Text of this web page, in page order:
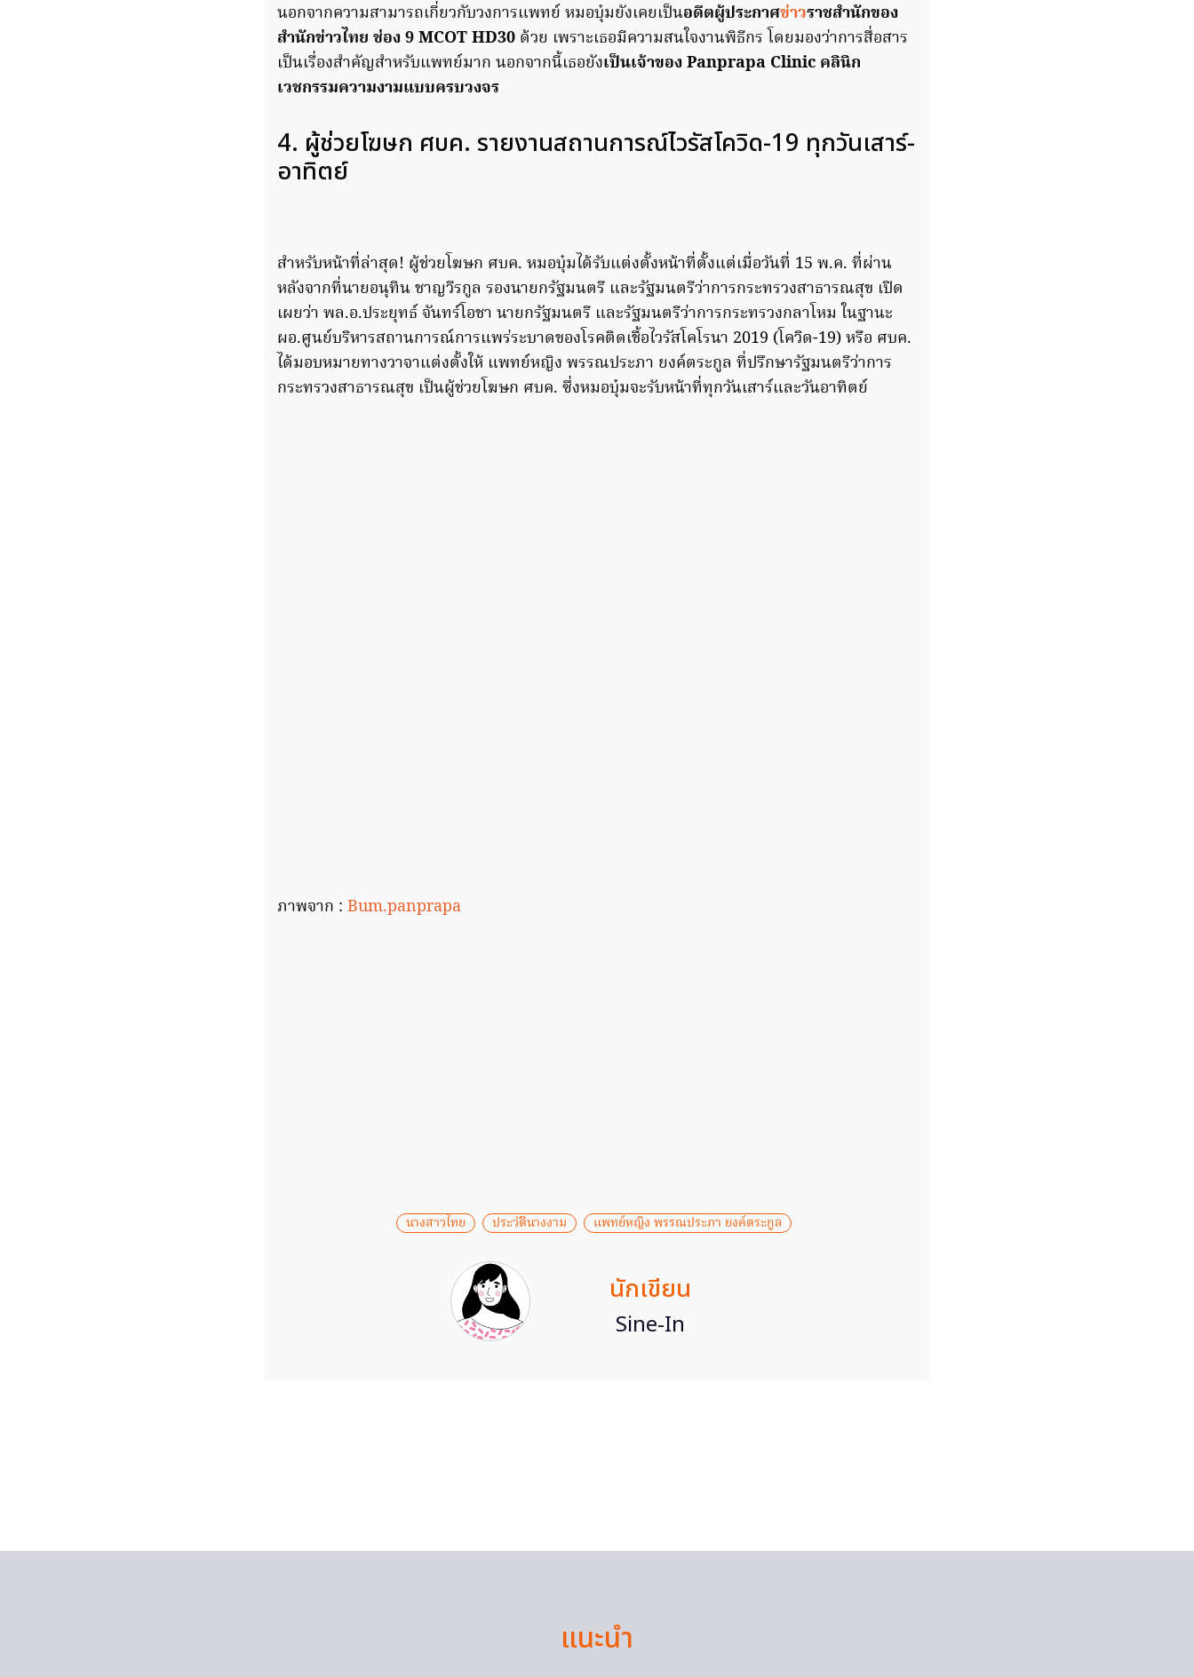
นอกจากความสามารถเกี่ยวกับวงการแพทย์ หมอบุ๋มยังเคยเป็นอดีตผู้ประกาศข่าวราชสำนักของ
สำนักข่าวไทย ช่อง 9 MCOT HD30 ด้วย เพราะเธอมีความสนใจงานพิธีกร โดยมองว่าการสื่อสาร
เป็นเรื่องสำคัญสำหรับแพทย์มาก นอกจากนี้เธอยังเป็นเจ้าของ Panprapa Clinic คลินิก
เวชกรรมความงามแบบครบวงจร
4. ผู้ช่วยโฆษก ศบค. รายงานสถานการณ์ไวรัสโควิด-19 ทุกวันเสาร์-
อาทิตย์
สำหรับหน้าที่ล่าสุด! ผู้ช่วยโฆษก ศบค. หมอบุ๋มได้รับแต่งตั้งหน้าที่ตั้งแต่เมื่อวันที่ 15 พ.ค. ที่ผ่าน
หลังจากที่นายอนุทิน ชาญวีรกูล รองนายกรัฐมนตรี และรัฐมนตรีว่าการกระทรวงสาธารณสุข เปิด
เผยว่า พล.อ.ประยุทธ์ จันทร์โอชา นายกรัฐมนตรี และรัฐมนตรีว่าการกระทรวงกลาโหม ในฐานะ
ผอ.ศูนย์บริหารสถานการณ์การแพร่ระบาดของโรคติดเชื้อไวรัสโคโรนา 2019 (โควิด-19) หรือ ศบค.
ได้มอบหมายทางวาจาแต่งตั้งให้ แพทย์หญิง พรรณประภา ยงค์ตระกูล ที่ปรึกษารัฐมนตรีว่าการ
กระทรวงสาธารณสุข เป็นผู้ช่วยโฆษก ศบค. ซึ่งหมอบุ๋มจะรับหน้าที่ทุกวันเสาร์และวันอาทิตย์
ภาพจาก : Bum.panprapa
นางสาวไทย ประวัตินางงาม แพทย์หญิง พรรณประภา ยงค์ตระกูล
นักเขียน
Sine-In
แนะนำ